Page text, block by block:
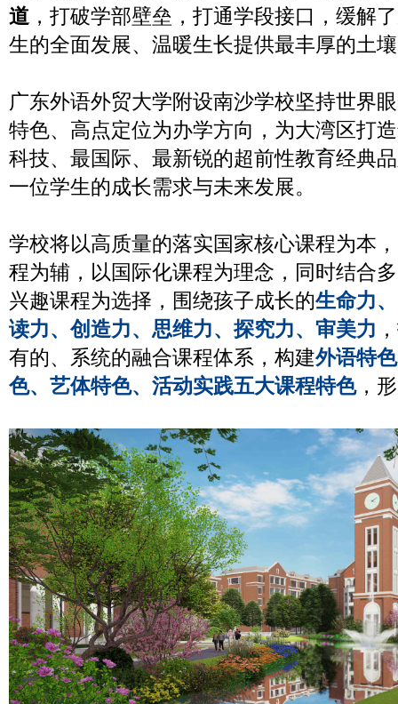
道 ，打破学部壁垒，打通学段接口，缓解
生的全面发展、温暖生长提供最丰厚的土
广东外语外贸大学附设南沙学校坚持世界
特色、高点定位为办学方向，为大湾区打
科技、最国际、最新锐的超前性教育经典
一位学生的成长需求与未来发展。
学校将以高质量的落实国家核心课程为本
程为辅，以国际化课程为理念，同时结合
兴趣课程为选择，围绕孩子成长的生命力
读力、创造力、思维力、探究力、审美力
有的、系统的融合课程体系，构建外语特
色、艺体特色、活动实践五大课程特色，